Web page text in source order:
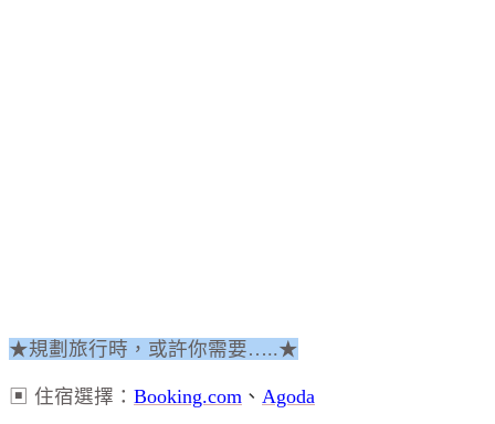
★規劃旅行時，或許你需要…..★
▣ 住宿選擇： Booking.com 、 Agoda